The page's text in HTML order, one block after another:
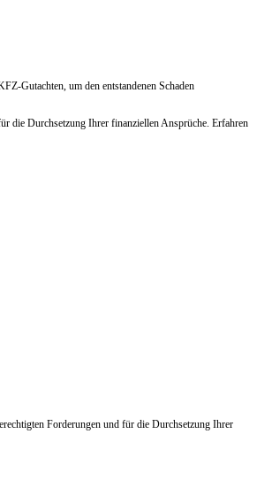
Gutachten, um den entstandenen Schaden
die Durchsetzung Ihrer finanziellen Ansprüche. Erfahren
Forderungen und für die Durchsetzung Ihrer